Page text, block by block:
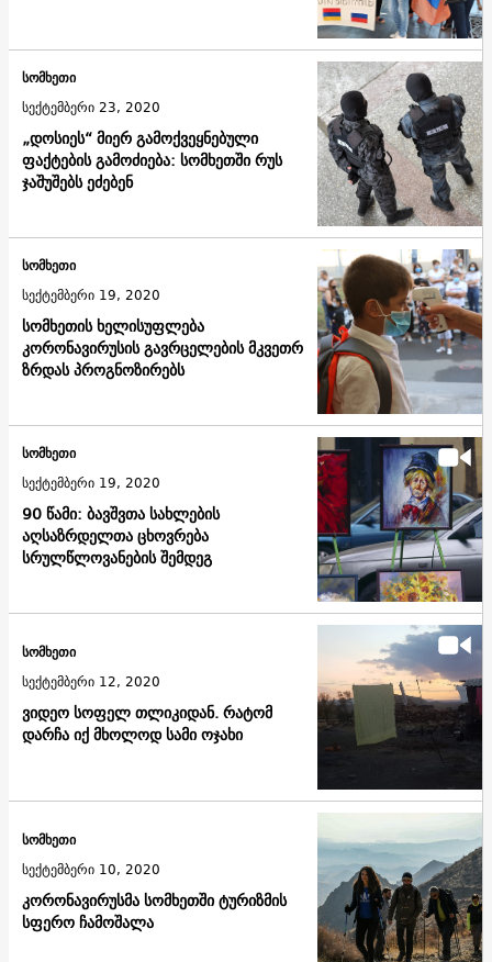
„დოსიეს“ მიერ გამოქვეყნებული
ფაქტების გამოძიება: სომხეთში რუს
ჯაშუშებს ეძებენ
სომხეთი
სექტემბერი 23, 2020
სომხეთის ხელისუფლება
კორონავირუსის გავრცელების მკვეთრ
ზრდას პროგნოზირებს
სომხეთი
სექტემბერი 19, 2020
90 წამი: ბავშვთა სახლების
აღსაზრდელთა ცხოვრება
სრულწლოვანების შემდეგ
სომხეთი
სექტემბერი 19, 2020
ვიდეო სოფელ თლიკიდან. რატომ
დარჩა იქ მხოლოდ სამი ოჯახი
სომხეთი
სექტემბერი 12, 2020
კორონავირუსმა სომხეთში ტურიზმის
სფერო ჩამოშალა
სომხეთი
სექტემბერი 10, 2020